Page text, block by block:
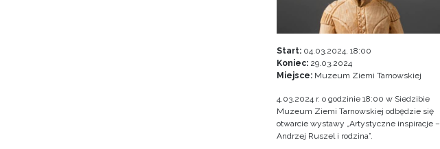
Start: 04.03.2024, 18:00
Koniec: 29.03.2024
Miejsce: Muzeum Ziemi Tarnowskiej
4.03.2024 r. o godzinie 18:00 w Siedzibie
Muzeum Ziemi Tarnowskiej odbędzie się
otwarcie wystawy „Artystyczne inspiracje –
Andrzej Ruszel i rodzina”.